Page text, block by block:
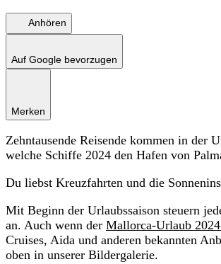
Anhören
Auf Google bevorzugen
Merken
Zehntausende Reisende kommen in der
welche Schiffe 2024 den Hafen von
Du liebst Kreuzfahrten und die
Mit Beginn der Urlaubssaison steuern
an. Auch wenn der Mallorca-Urlaub
Cruises, Aida und anderen bekannten
oben in unserer Bildergalerie.